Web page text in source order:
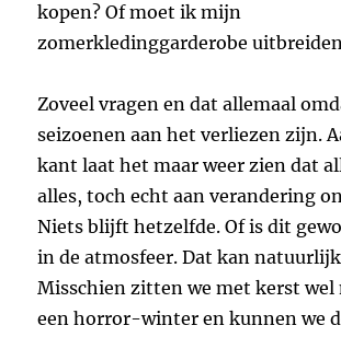
kopen? Of moet ik mijn
zomerkledinggarderobe
Zoveel vragen en dat allemaal
seizoenen aan het verliezen zijn.
kant laat het maar weer zien dat
alles, toch echt aan verandering
Niets blijft hetzelfde. Of is dit
in de atmosfeer. Dat kan
Misschien zitten we met kerst wel
een horror-winter en kunnen we